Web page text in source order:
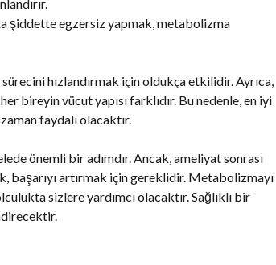
şiddette egzersiz yapmak, metabolizma
hızlandırmak için oldukça etkilidir. Ayrıca,
bireyin vücut yapısı farklıdır. Bu nedenle, en iyi
faydalı olacaktır.
önemli bir adımdır. Ancak, ameliyat sonrası
başarıyı artırmak için gereklidir. Metabolizmayı
sizlere yardımcı olacaktır. Sağlıklı bir